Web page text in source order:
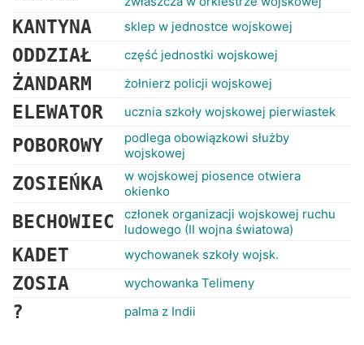
KANTYNA sklep w jednostce wojskowej
ODDZIAŁ część jednostki wojskowej
ŻANDARM żołnierz policji wojskowej
ELEWATOR ucznia szkoły wojskowej pierwiastek
POBOROWY
podlega obowiązkowi służby
wojskowej
ZOSIEŃKA
w wojskowej piosence otwiera
okienko
BECHOWIEC
członek organizacji wojskowej ruchu
ludowego (II wojna światowa)
KADET wychowanek szkoły wojsk.
ZOSIA wychowanka Telimeny
? palma z Indii